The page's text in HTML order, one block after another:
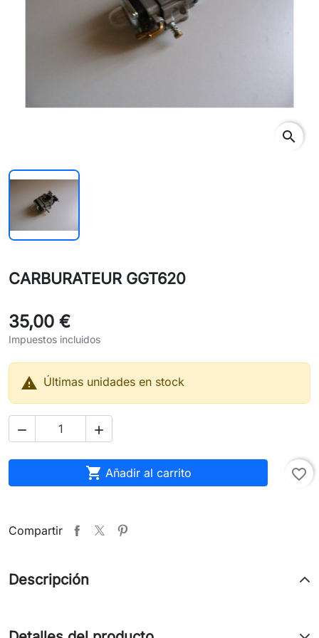
search
CARBURATEUR GGT620
35,00 €
Impuestos incluidos
 Últimas unidades en stock
 
 Añadir al carrito favorite_border
Compartir
Descripción